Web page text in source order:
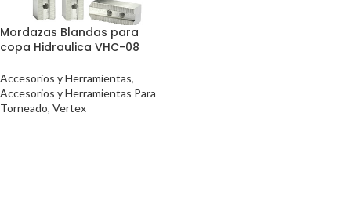
Mordazas Blandas para
copa Hidraulica VHC-08
Accesorios y Herramientas,
Accesorios y Herramientas Para
Torneado, Vertex